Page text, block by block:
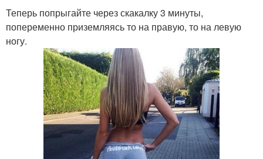
Теперь попрыгайте через скакалку 3 минуты,
попеременно приземляясь то на правую, то на левую
ногу.